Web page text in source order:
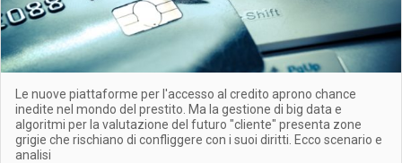
Le nuove piattaforme per l'accesso al credito aprono chance
inedite nel mondo del prestito. Ma la gestione di big data e
algoritmi per la valutazione del futuro "cliente" presenta zone
grigie che rischiano di confliggere con i suoi diritti. Ecco scenario e
analisi